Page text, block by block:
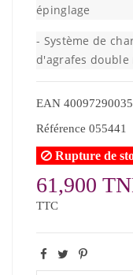
épinglage
- Système de
d'agrafes
EAN
Référence 055441
Rupture de
61,900
TTC